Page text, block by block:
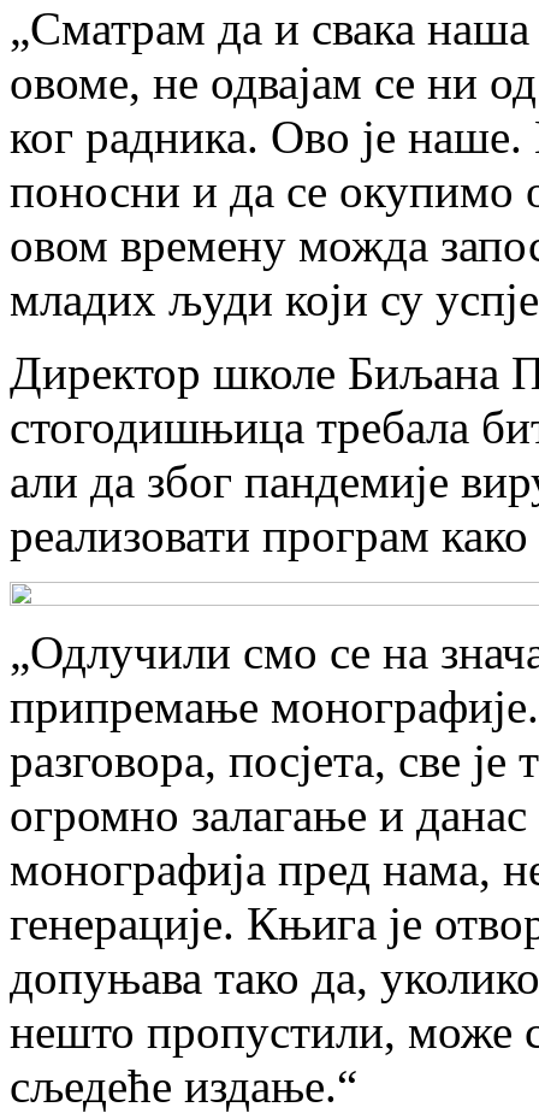
„Сматрам да и свака
овоме, не одвајам се ни
ког радника. Ово је
поносни и да се окупимо
овом времену можда
младих људи који су
Директор школе Биљана
стогодишњица требала
али да због пандемије
реализовати програм
„Одлучили смо се на
припремање
разговора, посјета, све
огромно залагање и
монографија пред нама,
генерације. Књига је
допуњава тако да,
нешто пропустили, може
сљедеће издање.“